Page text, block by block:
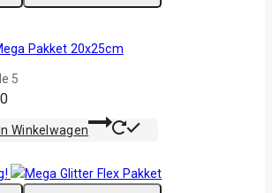
Pakket 20x25cm
5
In Winkelwagen